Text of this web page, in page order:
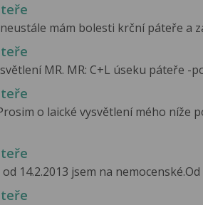
mám bolesti krční páteře a
MR. MR: C+L úseku páteře -
o laické vysvětlení mého níže
14.2.2013 jsem na